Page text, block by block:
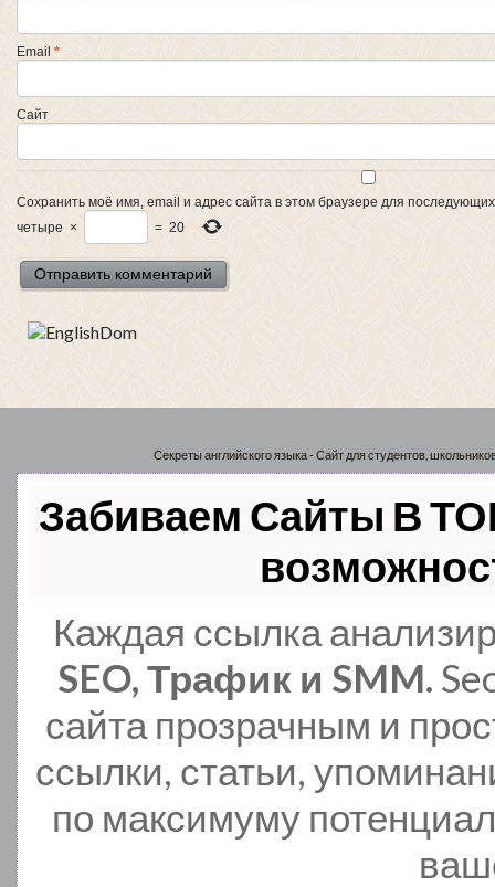
Email *
Сайт
Сохранить моё имя, email и адрес сайта в этом браузере для
четыре × = 20
Секреты английского языка - Сайт для студентов,
Забиваем Сайты В
Каждая ссылка
SEO, Трафик и SMM.
сайта прозрачным и
ссылки, статьи,
по максимуму